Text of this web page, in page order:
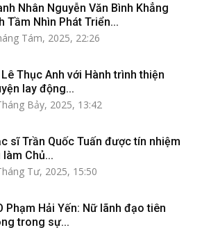
Nhân Nguyễn Văn Bình Khẳng
Tầm Nhìn Phát Triển...
Tám, 2025, 22:26
Thục Anh với Hành trình thiện
lay động...
Bảy, 2025, 13:42
sĩ Trần Quốc Tuấn được tín nhiệm
làm Chủ...
Tư, 2025, 15:50
Phạm Hải Yến: Nữ lãnh đạo tiên
trong sự...